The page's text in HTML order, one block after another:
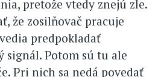
pretože vtedy znejú zle.
že zosilňovač pracuje
predpokladať
signál. Potom sú tu ale
Pri nich sa nedá povedať